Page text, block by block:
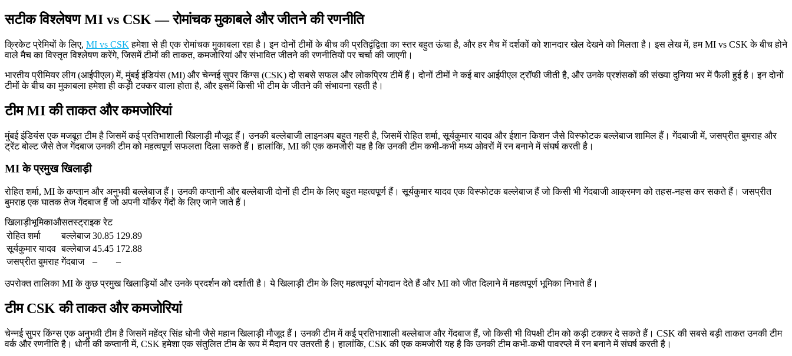
सटीक विश्लेषण MI vs CSK — रोमांचक मुकाबले और जीतने की रणनीति
क्रिकेट प्रेमियों के लिए, MI vs CSK हमेशा से ही एक रोमांचक मुकाबला रहा है। इन दोनों टीमों के बीच की प्रतिद्वंद्विता का स्तर बहुत ऊंचा है, और हर मैच में दर्शकों को शानदार खेल देखने को मिलता है। इस लेख में, हम MI vs CSK के बीच होने
वाले मैच का विस्तृत विश्लेषण करेंगे, जिसमें टीमों की ताकत, कमजोरियां और संभावित जीतने की रणनीतियों पर चर्चा की जाएगी।
भारतीय प्रीमियर लीग (आईपीएल) में, मुंबई इंडियंस (MI) और चेन्नई सुपर किंग्स (CSK) दो सबसे सफल और लोकप्रिय टीमें हैं। दोनों टीमों ने कई बार आईपीएल ट्रॉफी जीती है, और उनके प्रशंसकों की संख्या दुनिया भर में फैली हुई है। इन दोनों
टीमों के बीच का मुकाबला हमेशा ही कड़ी टक्कर वाला होता है, और इसमें किसी भी टीम के जीतने की संभावना रहती है।
टीम MI की ताकत और कमजोरियां
मुंबई इंडियंस एक मजबूत टीम है जिसमें कई प्रतिभाशाली खिलाड़ी मौजूद हैं। उनकी बल्लेबाजी लाइनअप बहुत गहरी है, जिसमें रोहित शर्मा, सूर्यकुमार यादव और ईशान किशन जैसे विस्फोटक बल्लेबाज शामिल हैं। गेंदबाजी में, जसप्रीत बुमराह और
ट्रेंट बोल्ट जैसे तेज गेंदबाज उनकी टीम को महत्वपूर्ण सफलता दिला सकते हैं। हालांकि, MI की एक कमजोरी यह है कि उनकी टीम कभी-कभी मध्य ओवरों में रन बनाने में संघर्ष करती है।
MI के प्रमुख खिलाड़ी
रोहित शर्मा, MI के कप्तान और अनुभवी बल्लेबाज हैं। उनकी कप्तानी और बल्लेबाजी दोनों ही टीम के लिए बहुत महत्वपूर्ण हैं। सूर्यकुमार यादव एक विस्फोटक बल्लेबाज हैं जो किसी भी गेंदबाजी आक्रमण को तहस-नहस कर सकते हैं। जसप्रीत
बुमराह एक घातक तेज गेंदबाज हैं जो अपनी यॉर्कर गेंदों के लिए जाने जाते हैं।
खिलाड़ीभूमिकाऔसतस्ट्राइक रेट
रोहित शर्मा
बल्लेबाज 30.85 129.89
सूर्यकुमार यादव बल्लेबाज 45.45 172.88
जसप्रीत बुमराह गेंदबाज – –
उपरोक्त तालिका MI के कुछ प्रमुख खिलाड़ियों और उनके प्रदर्शन को दर्शाती है। ये खिलाड़ी टीम के लिए महत्वपूर्ण योगदान देते हैं और MI को जीत दिलाने में महत्वपूर्ण भूमिका निभाते हैं।
टीम CSK की ताकत और कमजोरियां
चेन्नई सुपर किंग्स एक अनुभवी टीम है जिसमें महेंद्र सिंह धोनी जैसे महान खिलाड़ी मौजूद हैं। उनकी टीम में कई प्रतिभाशाली बल्लेबाज और गेंदबाज हैं, जो किसी भी विपक्षी टीम को कड़ी टक्कर दे सकते हैं। CSK की सबसे बड़ी ताकत उनकी टीम
वर्क और रणनीति है। धोनी की कप्तानी में, CSK हमेशा एक संतुलित टीम के रूप में मैदान पर उतरती है। हालांकि, CSK की एक कमजोरी यह है कि उनकी टीम कभी-कभी पावरप्ले में रन बनाने में संघर्ष करती है।